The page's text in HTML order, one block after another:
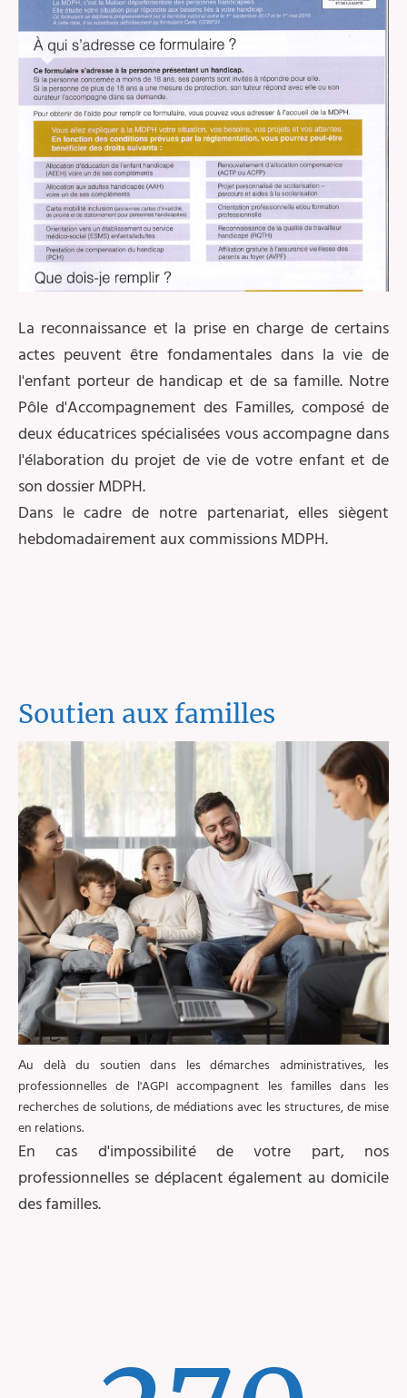
La reconnaissance et la prise en charge de certains
actes peuvent être fondamentales dans la vie de
l'enfant porteur de handicap et de sa famille. Notre
Pôle d'Accompagnement des Familles, composé de
deux éducatrices spécialisées vous accompagne dans
l'élaboration du projet de vie de votre enfant et de
son dossier MDPH.
Dans le cadre de notre partenariat, elles siègent
hebdomadairement aux commissions MDPH.
Soutien aux familles
Au delà du soutien dans les démarches administratives, les
professionnelles de l'AGPI accompagnent les familles dans les
recherches de solutions, de médiations avec les structures, de mise
en relations.
En cas d'impossibilité de votre part, nos
professionnelles se déplacent également au domicile
des familles.